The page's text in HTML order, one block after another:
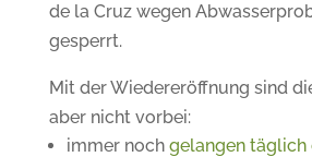
de la Cruz wegen
gesperrt.
Mit der Wiedereröffnung sind
aber nicht vorbei:
immer noch gelangen täglich